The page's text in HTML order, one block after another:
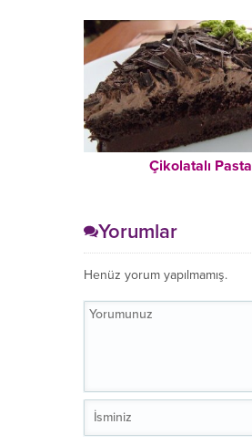
Çikolatalı Pasta
Yorumlar
Henüz yorum yapılmamış.